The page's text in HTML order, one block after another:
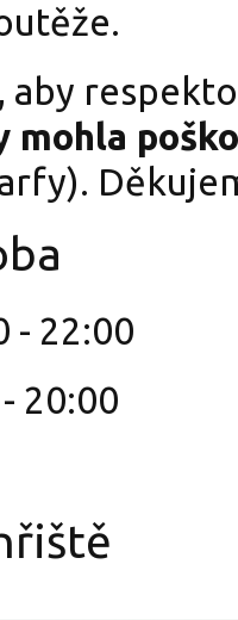
aby
mohla
- 22:00